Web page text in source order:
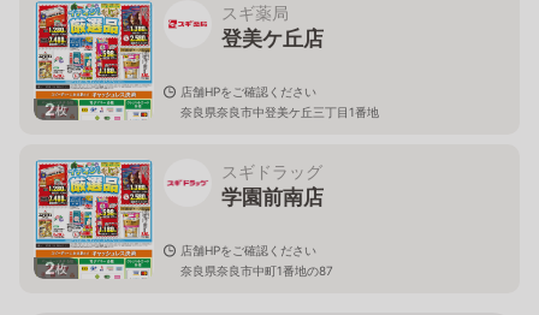
2枚
スギ薬局
登美ケ丘店
店舗HPをご確認ください
奈良県奈良市中登美ケ丘三丁目1番地
2枚
スギドラッグ
学園前南店
店舗HPをご確認ください
奈良県奈良市中町1番地の87